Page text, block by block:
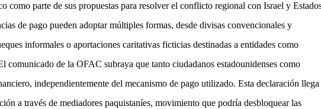
como parte de sus propuestas para resolver el conflicto regional con Israel y
de pago pueden adoptar múltiples formas, desde divisas convencionales y
informales o aportaciones caritativas ficticias destinadas a entidades como
comunicado de la OFAC subraya que tanto ciudadanos estadounidenses como
independientemente del mecanismo de pago utilizado. Esta declaración llega
a través de mediadores paquistaníes, movimiento que podría desbloquear las